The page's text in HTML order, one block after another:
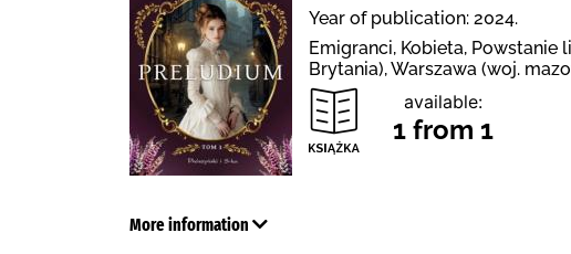
Year of publication: 2024.
Emigranci, Kobieta, Powstanie
Brytania), Warszawa (woj.
available:
1 from 1
More information